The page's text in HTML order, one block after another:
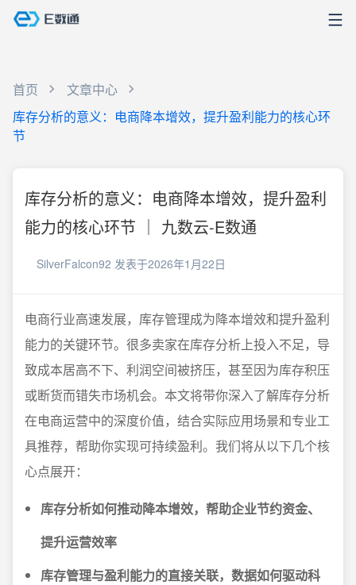
首页
文章中心
库存分析的意义：电商降本增效，提升盈利能力的核心环
节
库存分析的意义：电商降本增效，提升盈利
能力的核心环节 ｜ 九数云-E数通
SilverFalcon92 发表于2026年1月22日
电商行业高速发展，库存管理成为降本增效和提升盈利
能力的关键环节。很多卖家在库存分析上投入不足，导
致成本居高不下、利润空间被挤压，甚至因为库存积压
或断货而错失市场机会。本文将带你深入了解库存分析
在电商运营中的深度价值，结合实际应用场景和专业工
具推荐，帮助你实现可持续盈利。我们将从以下几个核
心点展开：
库存分析如何推动降本增效，帮助企业节约资金、
提升运营效率
库存管理与盈利能力的直接关联，数据如何驱动科